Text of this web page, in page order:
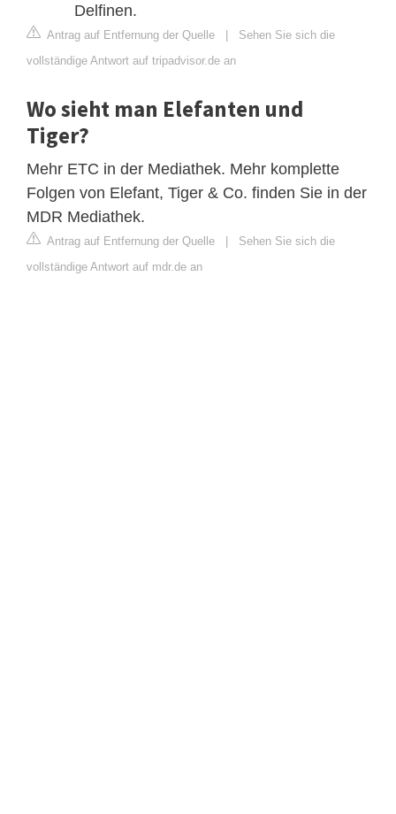
Delfinen.
Antrag auf Entfernung der Quelle | Sehen Sie sich die
vollständige Antwort auf tripadvisor.de an
Wo sieht man Elefanten und
Tiger?
Mehr ETC in der Mediathek. Mehr komplette
Folgen von Elefant, Tiger & Co. finden Sie in der
MDR Mediathek.
Antrag auf Entfernung der Quelle | Sehen Sie sich die
vollständige Antwort auf mdr.de an